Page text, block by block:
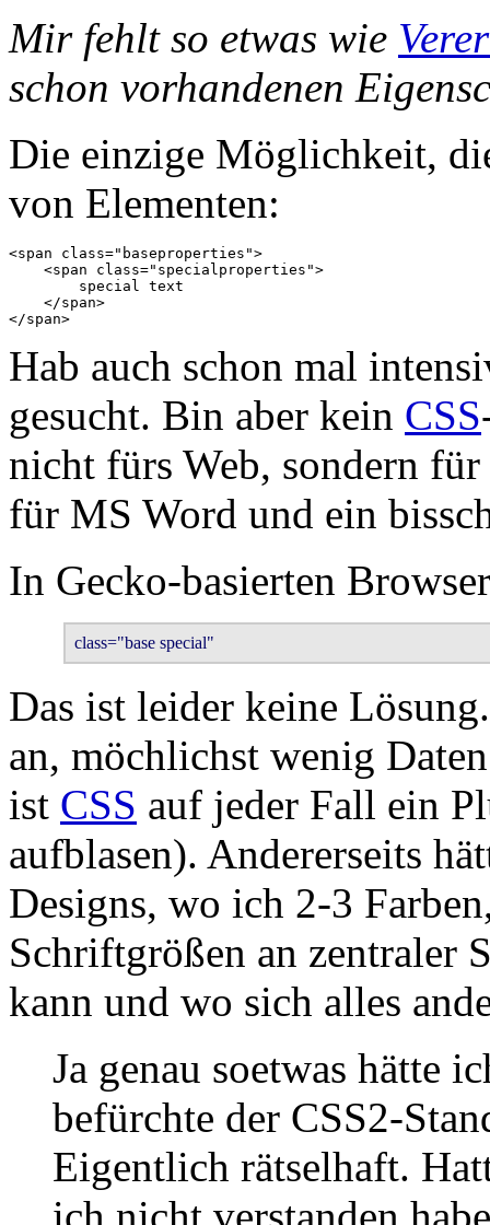
Mir fehlt so etwas wie
schon vorhandenen
Die einzige Möglichkeit,
von Elementen:
<span class="baseproperties">
    <span class="specialproperties">
        special text
    </span>
Hab auch schon mal
gesucht. Bin aber kein CSS
nicht fürs Web, sondern
für MS Word und ein
In Gecko-basierten
class="base special"
Das ist leider keine
an, möchlichst wenig
ist CSS auf jeder Fall ein
aufblasen). Andererseits
Designs, wo ich 2-3
Schriftgrößen an zentraler
kann und wo sich alles
Ja genau soetwas hätte
befürchte der CSS2-
Eigentlich rätselhaft.